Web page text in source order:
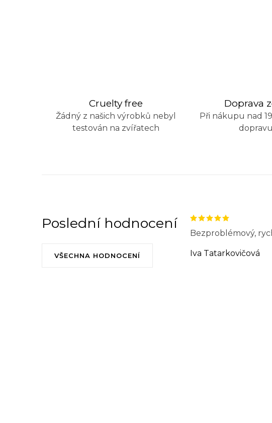
Cruelty free
Žádný z našich výrobků nebyl
testován na zvířatech
Doprava
Při nákupu nad
Poslední hodnocení
VŠECHNA HODNOCENÍ
Bezproblémový,
Iva Tatarkovičová